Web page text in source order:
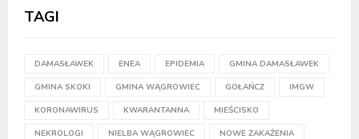
TAGI
DAMASŁAWEK ENEA EPIDEMIA GMINA DAMASŁAWEK
GMINA SKOKI GMINA WĄGROWIEC GOŁAŃCZ IMGW
KORONAWIRUS KWARANTANNA MIEŚCISKO
NEKROLOGI NIELBA WĄGROWIEC NOWE ZAKAŻENIA